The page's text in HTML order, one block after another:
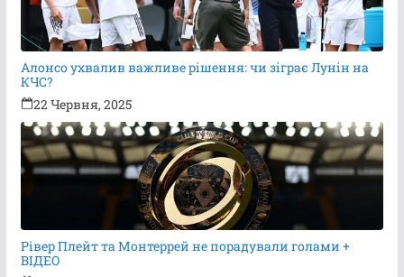
Алонсо ухвалив важливе рішення: чи зіграє Лунін на
КЧС?
22 Червня, 2025
Рівер Плейт та Монтеррей не порадували голами +
ВІДЕО